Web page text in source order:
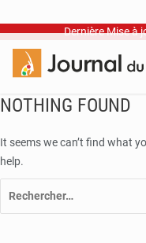
Dernière Mise à
NOTHING FOUND
It seems we can’t find what
help.